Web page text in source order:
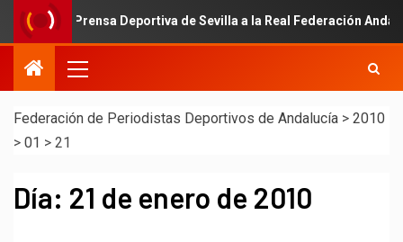
la Prensa Deportiva de Sevilla a la Real Federación Andaluza
Federación de Periodistas Deportivos de Andalucía > 2010
> 01 > 21
Día: 21 de enero de 2010